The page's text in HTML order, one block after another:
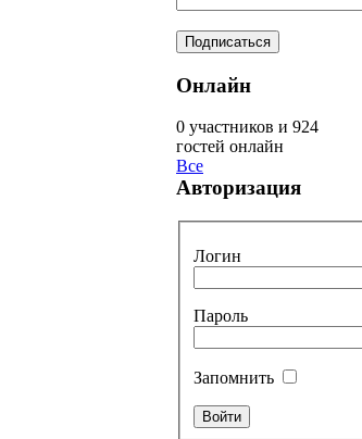
Онлайн
0 участников и 924
гостей онлайн
Все
Авторизация
Логин
Пароль
Запомнить